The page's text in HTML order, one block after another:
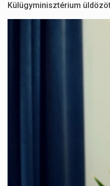
Külügyminisztérium